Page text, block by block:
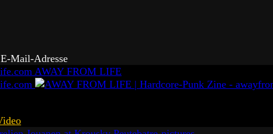
Mail-Adresse
AWAY FROM LIFE